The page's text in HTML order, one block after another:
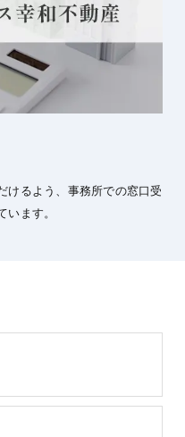
けるよう、事務所での窓口受
います。